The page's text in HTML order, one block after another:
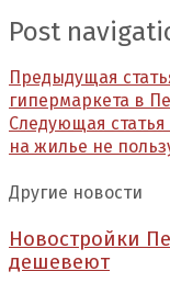
Post
Предыдущая
гипермаркета в
Следующая статья
на жилье не
Другие новости
Новостройки
дешевеют